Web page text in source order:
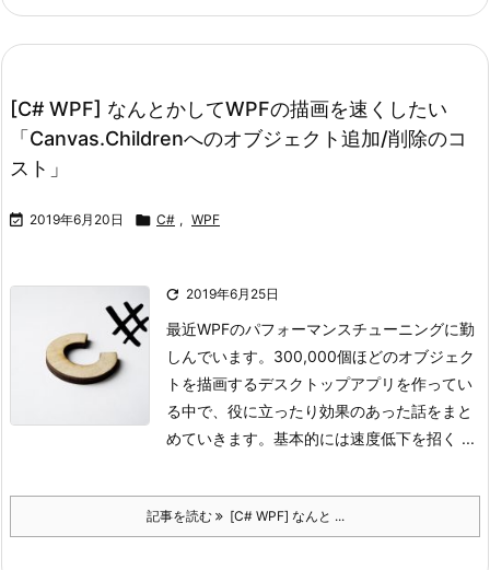
[C# WPF] なんとかしてWPFの描画を速くしたい
「Canvas.Childrenへのオブジェクト追加/削除のコ
スト」
 2019年6月20日  C# , WPF
 2019年6月25日
最近WPFのパフォーマンスチューニングに勤
しんでいます。 300,000個ほどのオブジェク
トを描画するデスクトップアプリを作ってい
る中で、役に立ったり効果のあった話をまと
めていきます。 基本的には速度低下を招く ...
記事を読む [C# WPF] なんと ...